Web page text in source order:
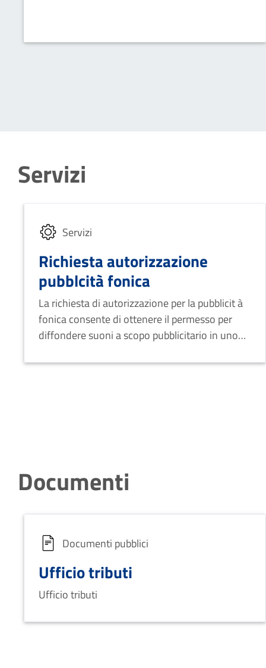
Servizi
Servizi
Richiesta autorizzazione
pubblcità fonica
La richiesta di autorizzazione per la pubblicit à
fonica consente di ottenere il permesso per
diffondere suoni a scopo pubblicitario in uno
Documenti
Documenti pubblici
Ufficio tributi
Ufficio tributi